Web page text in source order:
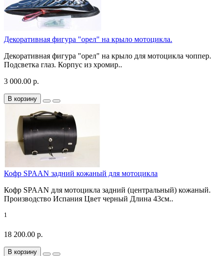
Декоративная фигура "орел" на крыло мотоцикла.
Декоративная фигура "орел" на крыло для мотоцикла чоппер.
Подсветка глаз. Корпус из хромир..
3 000.00 р.
В корзину
Кофр SPAAN задний кожаный для мотоцикла
Кофр SPAAN для мотоцикла задний (центральный) кожаный.
Производство Испания Цвет черный Длина 43см..
1
18 200.00 р.
В корзину